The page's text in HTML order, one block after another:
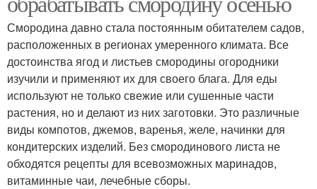
Смородина давно стала постоянным обитателем садов,
расположенных в регионах умеренного климата. Все
достоинства ягод и листьев смородины огородники
изучили и применяют их для своего блага. Для еды
используют не только свежие или сушенные части
растения, но и делают из них заготовки. Это различные
виды компотов, джемов, варенья, желе, начинки для
кондитерских изделий. Без смородинового листа не
обходятся рецепты для всевозможных маринадов,
витаминные чаи, лечебные сборы.